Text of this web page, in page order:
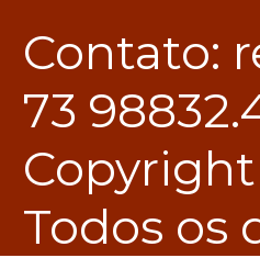
Contato:
73
Todos os